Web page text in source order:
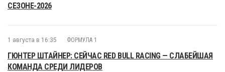
СЕЗОНЕ-2026
1 августа в 16:35 ФОРМУЛА 1
ГЮНТЕР ШТАЙНЕР: СЕЙЧАС RED BULL RACING — СЛАБЕЙШАЯ
КОМАНДА СРЕДИ ЛИДЕРОВ